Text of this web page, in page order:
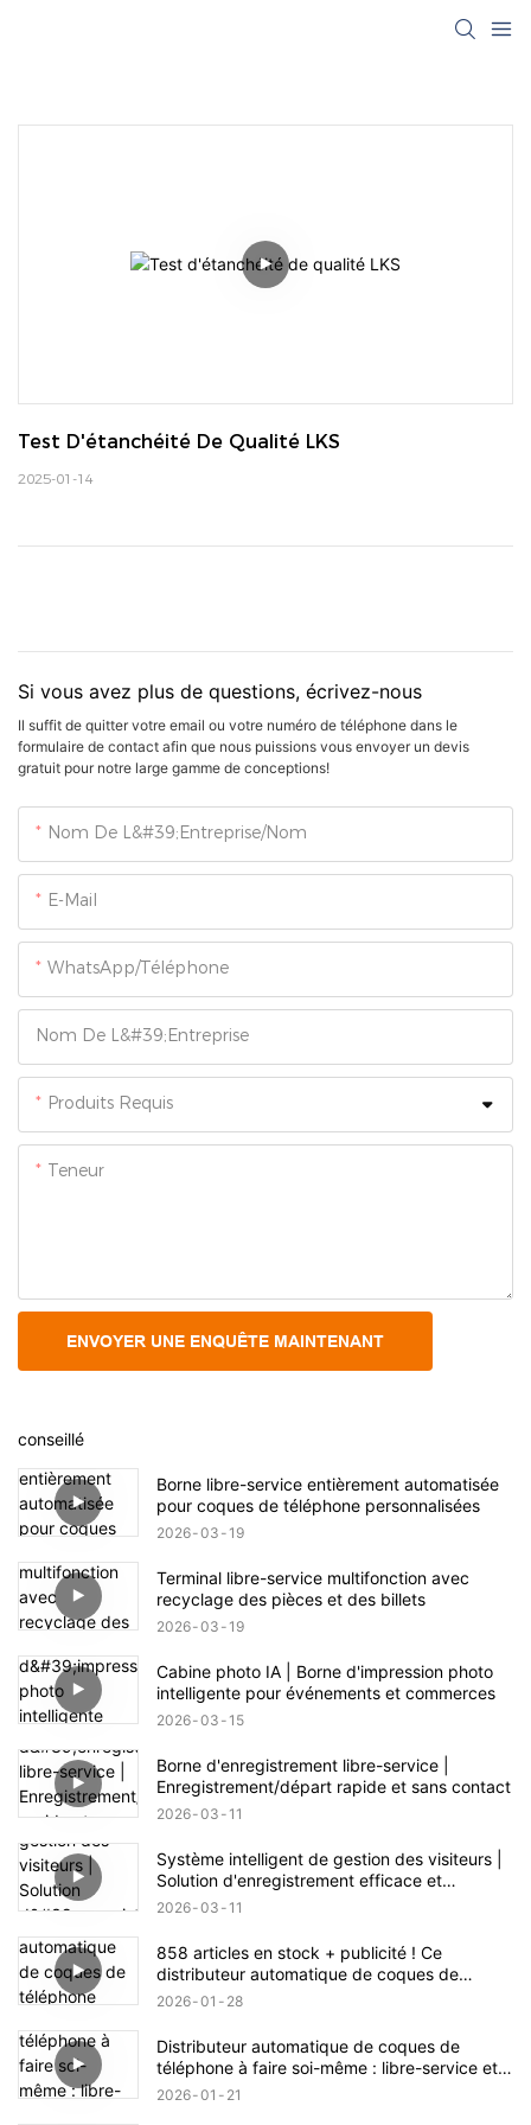
Test D'étanchéité De Qualité LKS
2025-01-14
Si vous avez plus de questions, écrivez-nous
Il suffit de quitter votre email ou votre numéro de téléphone dans le
formulaire de contact afin que nous puissions vous envoyer un devis
gratuit pour notre large gamme de conceptions!
Nom De L&#39;entreprise/Nom
E-Mail
WhatsApp/Téléphone
Nom De L&#39;entreprise
Produits Requis
Teneur
ENVOYER UNE ENQUÊTE MAINTENANT
conseillé
Borne libre-service entièrement automatisée
pour coques de téléphone personnalisées
2026 03 19
Terminal libre-service multifonction avec
recyclage des pièces et des billets
2026 03 19
Cabine photo IA | Borne d'impression photo
intelligente pour événements et commerces
2026 03 15
Borne d'enregistrement libre-service |
Enregistrement/départ rapide et sans contact
2026 03 11
Système intelligent de gestion des visiteurs |
Solution d'enregistrement efficace et
sécurisée
2026 03 11
858 articles en stock + publicité ! Ce
distributeur automatique de coques de
téléphone recèle une énorme opportunité
2026 01 28
Distributeur automatique de coques de
téléphone à faire soi-même : libre-service et
fabrication en un clic
2026 01 21